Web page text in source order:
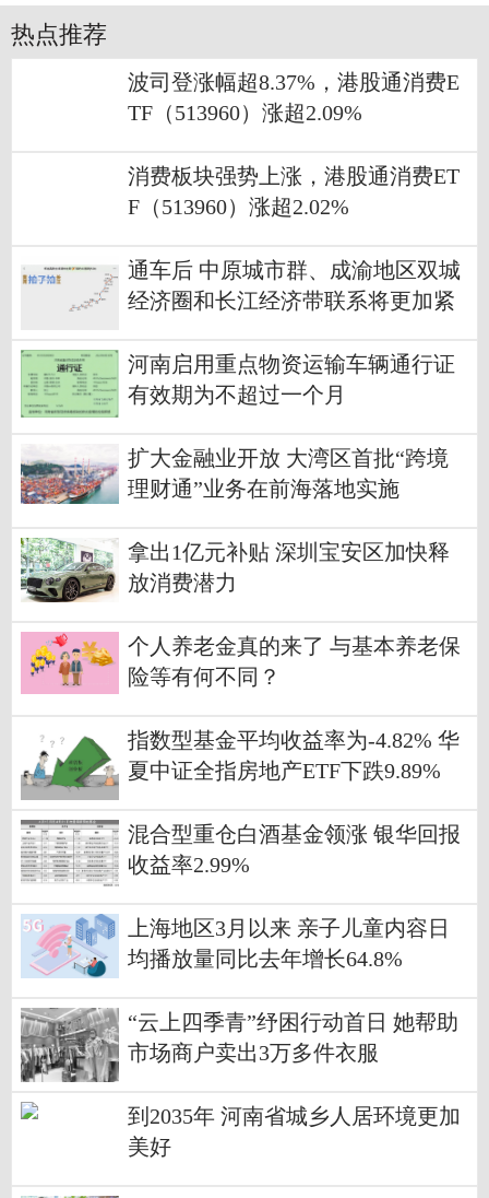
热点推荐
波司登涨幅超8.37%，港股通消费E
TF（513960）涨超2.09%
消费板块强势上涨，港股通消费ET
F（513960）涨超2.02%
通车后 中原城市群、成渝地区双城
经济圈和长江经济带联系将更加紧
河南启用重点物资运输车辆通行证
有效期为不超过一个月
扩大金融业开放 大湾区首批“跨境
理财通”业务在前海落地实施
拿出1亿元补贴 深圳宝安区加快释
放消费潜力
个人养老金真的来了 与基本养老保
险等有何不同？
指数型基金平均收益率为-4.82% 华
夏中证全指房地产ETF下跌9.89%
混合型重仓白酒基金领涨 银华回报
收益率2.99%
上海地区3月以来 亲子儿童内容日
均播放量同比去年增长64.8%
“云上四季青”纾困行动首日 她帮助
市场商户卖出3万多件衣服
到2035年 河南省城乡人居环境更加
美好